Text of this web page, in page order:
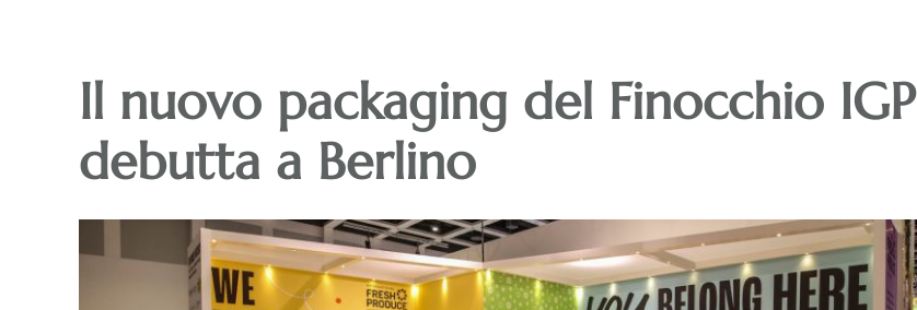
Il nuovo packaging del Finocchio IGP
debutta a Berlino